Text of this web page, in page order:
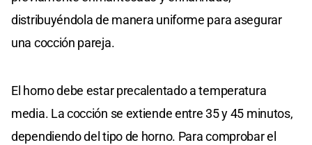
distribuyéndola de manera uniforme para asegurar
una cocción pareja.
El horno debe estar precalentado a temperatura
media. La cocción se extiende entre 35 y 45 minutos,
dependiendo del tipo de horno. Para comprobar el